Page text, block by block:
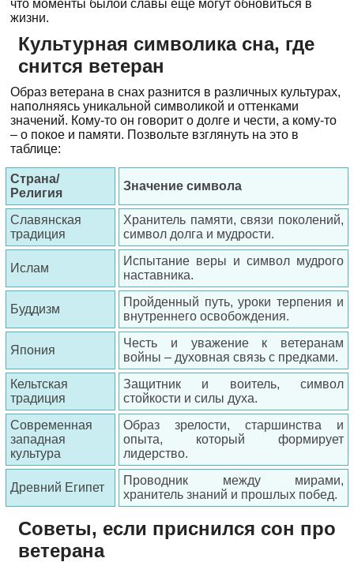
что моменты былой славы еще могут обновиться в
жизни.
Культурная символика сна, где
снится ветеран
Образ ветерана в снах разнится в различных культурах,
наполняясь уникальной символикой и оттенками
значений. Кому-то он говорит о долге и чести, а кому-то
– о покое и памяти. Позвольте взглянуть на это в
таблице:
Страна/
Религия
Значение символа
Славянская
традиция
Хранитель памяти, связи поколений,
символ долга и мудрости.
Ислам
Испытание веры и символ мудрого
наставника.
Буддизм
Пройденный путь, уроки терпения и
внутреннего освобождения.
Япония
Честь и уважение к ветеранам
войны – духовная связь с предками.
Кельтская
традиция
Защитник и воитель, символ
стойкости и силы духа.
Современная
западная
культура
Образ зрелости, старшинства и
опыта, который формирует
лидерство.
Древний Египет
Проводник между мирами,
хранитель знаний и прошлых побед.
Советы, если приснился сон про
ветерана